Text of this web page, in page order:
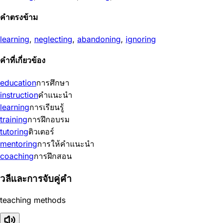
คำตรงข้าม
learning, neglecting, abandoning, ignoring
คำที่เกี่ยวข้อง
educationการศึกษา
instructionคำแนะนำ
learningการเรียนรู้
trainingการฝึกอบรม
tutoringติวเตอร์
mentoringการให้คำแนะนำ
coachingการฝึกสอน
วลีและการจับคู่คำ
teaching methods